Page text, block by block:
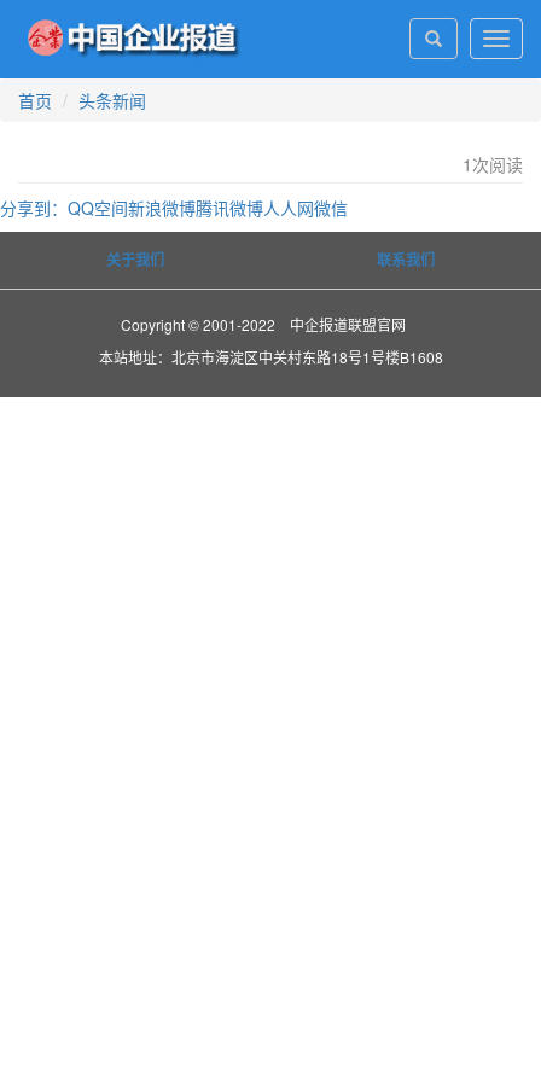
首页
头条新闻
1 次阅读
分享到： QQ空间新浪微博腾讯微博人人网微信
关于我们 联系我们
Copyright © 2001-2022 中企报道联盟官网
本站地址：北京市海淀区中关村东路18号1号楼B1608